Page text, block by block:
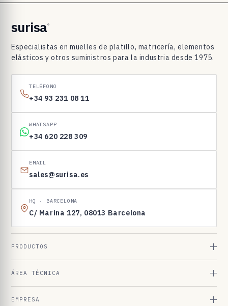
0
9
3
/
D
6
3
surisa®
Especialistas en muelles de platillo, matricería, elementos
elásticos y otros suministros para la industria desde 1975.
TELÉFONO
+34 93 231 08 11
WHATSAPP
+34 620 228 309
EMAIL
sales@surisa.es
HQ · BARCELONA
C/ Marina 127, 08013 Barcelona
PRODUCTOS
ÁREA TÉCNICA
EMPRESA